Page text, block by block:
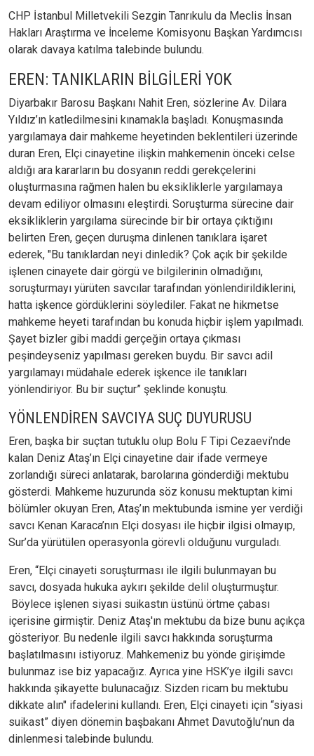
CHP İstanbul Milletvekili Sezgin Tanrıkulu da Meclis İnsan
Hakları Araştırma ve İnceleme Komisyonu Başkan Yardımcısı
olarak davaya katılma talebinde bulundu.
EREN: TANIKLARIN BİLGİLERİ YOK
Diyarbakır Barosu Başkanı Nahit Eren, sözlerine Av. Dilara
Yıldız’ın katledilmesini kınamakla başladı. Konuşmasında
yargılamaya dair mahkeme heyetinden beklentileri üzerinde
duran Eren, Elçi cinayetine ilişkin mahkemenin önceki celse
aldığı ara kararların bu dosyanın reddi gerekçelerini
oluşturmasına rağmen halen bu eksikliklerle yargılamaya
devam ediliyor olmasını eleştirdi. Soruşturma sürecine dair
eksikliklerin yargılama sürecinde bir bir ortaya çıktığını
belirten Eren, geçen duruşma dinlenen tanıklara işaret
ederek, "Bu tanıklardan neyi dinledik? Çok açık bir şekilde
işlenen cinayete dair görgü ve bilgilerinin olmadığını,
soruşturmayı yürüten savcılar tarafından yönlendirildiklerini,
hatta işkence gördüklerini söylediler. Fakat ne hikmetse
mahkeme heyeti tarafından bu konuda hiçbir işlem yapılmadı.
Şayet bizler gibi maddi gerçeğin ortaya çıkması
peşindeyseniz yapılması gereken buydu. Bir savcı adil
yargılamayı müdahale ederek işkence ile tanıkları
yönlendiriyor. Bu bir suçtur” şeklinde konuştu.
YÖNLENDİREN SAVCIYA SUÇ DUYURUSU
Eren, başka bir suçtan tutuklu olup Bolu F Tipi Cezaevi’nde
kalan Deniz Ataş’ın Elçi cinayetine dair ifade vermeye
zorlandığı süreci anlatarak, barolarına gönderdiği mektubu
gösterdi. Mahkeme huzurunda söz konusu mektuptan kimi
bölümler okuyan Eren, Ataş’ın mektubunda ismine yer verdiği
savcı Kenan Karaca’nın Elçi dosyası ile hiçbir ilgisi olmayıp,
Sur’da yürütülen operasyonla görevli olduğunu vurguladı.
Eren, “Elçi cinayeti soruşturması ile ilgili bulunmayan bu
savcı, dosyada hukuka aykırı şekilde delil oluşturmuştur.
Böylece işlenen siyasi suikastın üstünü örtme çabası
içerisine girmiştir. Deniz Ataş'ın mektubu da bize bunu açıkça
gösteriyor. Bu nedenle ilgili savcı hakkında soruşturma
başlatılmasını istiyoruz. Mahkemeniz bu yönde girişimde
bulunmaz ise biz yapacağız. Ayrıca yine HSK’ye ilgili savcı
hakkında şikayette bulunacağız. Sizden ricam bu mektubu
dikkate alın" ifadelerini kullandı. Eren, Elçi cinayeti için “siyasi
suikast” diyen dönemin başbakanı Ahmet Davutoğlu’nun da
dinlenmesi talebinde bulundu.